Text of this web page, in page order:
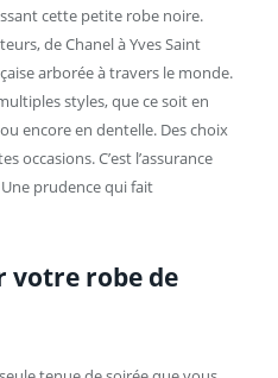
cette petite robe noire.
de Chanel à Yves Saint
arborée à travers le monde.
styles, que ce soit en
encore en dentelle. Des choix
occasions. C’est l’assurance
Une prudence qui fait
votre robe de